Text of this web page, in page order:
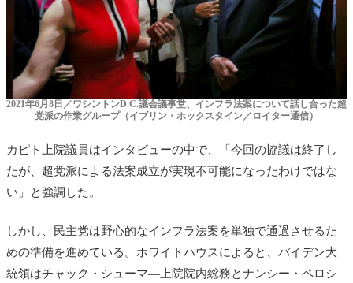
2021年6月8日／ワシントンD.C.議会議事堂、インフラ法案について話し合った超
党派の作業グループ（イブリン・ホックスタイン／ロイター通信）
カピト上院議員はインタビューの中で、「今回の協議は終了し
たが、超党派による法案成立が実現不可能になったわけではな
い」と強調した。
しかし、民主党は野心的なインフラ法案を単独で通過させるた
めの準備を進めている。ホワイトハウスによると、バイデン大
統領はチャック・シューマ―上院院内総務とナンシー・ペロシ